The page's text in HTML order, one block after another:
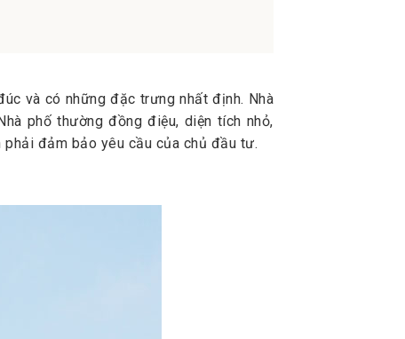
và có những đặc trưng nhất định. Nhà
phố thường đồng điệu, diện tích nhỏ,
đảm bảo yêu cầu của chủ đầu tư.